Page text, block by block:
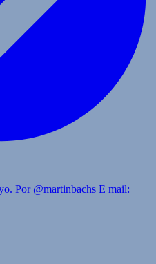
Por @martinbachs E mail: